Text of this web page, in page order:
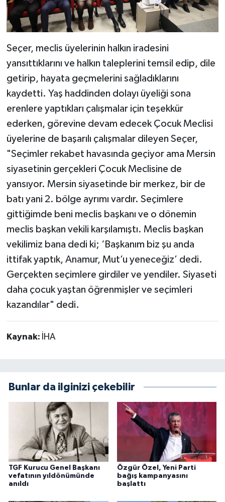
Seçer, meclis üyelerinin halkın iradesini
yansıttıklarını ve halkın taleplerini temsil edip, dile
getirip, hayata geçmelerini sağladıklarını
kaydetti. Yaş haddinden dolayı üyeliği sona
erenlere yaptıkları çalışmalar için teşekkür
ederken, görevine devam edecek Çocuk Meclisi
üyelerine de başarılı çalışmalar dileyen Seçer,
"Seçimler rekabet havasında geçiyor ama Mersin
siyasetinin gerçekleri Çocuk Meclisine de
yansıyor. Mersin siyasetinde bir merkez, bir de
batı yani 2. bölge ayrımı vardır. Seçimlere
gittiğimde beni meclis başkanı ve o dönemin
meclis başkan vekili karşılamıştı. Meclis başkan
vekilimiz bana dedi ki; ‘Başkanım biz şu anda
ittifak yaptık, Anamur, Mut’u yeneceğiz’ dedi.
Gerçekten seçimlere girdiler ve yendiler. Siyaseti
daha çocuk yaştan öğrenmişler ve seçimleri
kazandılar" dedi.
Kaynak: İHA
Bunlar da ilginizi çekebilir
TGF Kurucu Genel Başkanı
vefatının yıldönümünde
anıldı
Özgür Özel, Yeni Parti
bağış kampanyasını
başlattı